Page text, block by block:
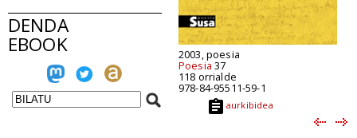
DENDA
EBOOK 2003, poesia
Poesia 37
118 orrialde
978-84-95511-59-1
aurkibidea